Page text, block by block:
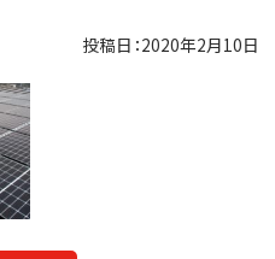
投稿日：2020年2月10日